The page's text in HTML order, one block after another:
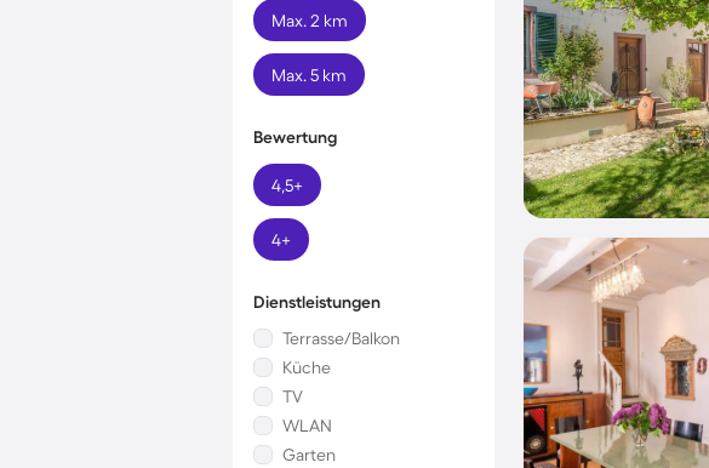
Max. 2 km
Max. 5 km
Bewertung
4,5+
4+
Dienstleistungen
Terrasse/Balkon
Küche
TV
WLAN
Garten